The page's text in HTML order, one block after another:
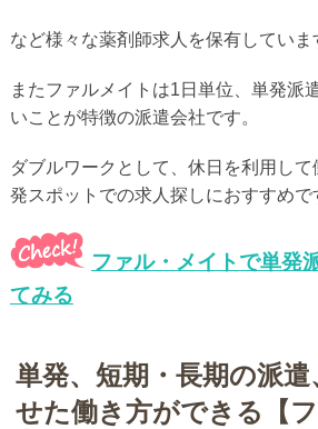
など様々な薬剤師求人を保有していま
またファルメイトは1日単位、単発派
いことが特徴の派遣会社です。
ダブルワークとして、休日を利用し
発スポットでの求人探しにおすすめで
ファル・メイトで単発
てみる
単発、短期・長期の派
せた働き方ができる【